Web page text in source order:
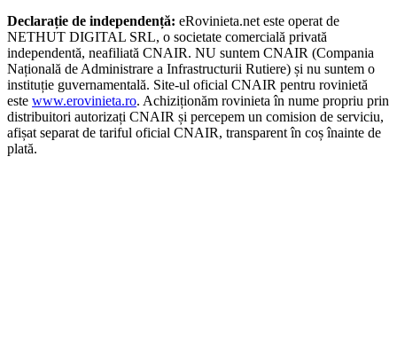
Declarație de independență: eRovinieta.net este operat de
NETHUT DIGITAL SRL, o societate comercială privată
independentă, neafiliată CNAIR. NU suntem CNAIR (Compania
Națională de Administrare a Infrastructurii Rutiere) și nu suntem o
instituție guvernamentală. Site-ul oficial CNAIR pentru rovinietă
este www.erovinieta.ro. Achiziționăm rovinieta în nume propriu prin
distribuitori autorizați CNAIR și percepem un comision de serviciu,
afișat separat de tariful oficial CNAIR, transparent în coș înainte de
plată.